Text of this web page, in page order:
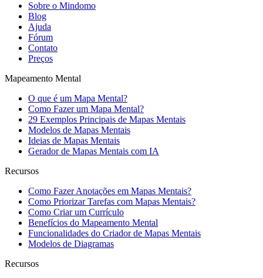
Sobre o Mindomo
Blog
Ajuda
Fórum
Contato
Preços
Mapeamento Mental
O que é um Mapa Mental?
Como Fazer um Mapa Mental?
29 Exemplos Principais de Mapas Mentais
Modelos de Mapas Mentais
Ideias de Mapas Mentais
Gerador de Mapas Mentais com IA
Recursos
Como Fazer Anotações em Mapas Mentais?
Como Priorizar Tarefas com Mapas Mentais?
Como Criar um Currículo
Benefícios do Mapeamento Mental
Funcionalidades do Criador de Mapas Mentais
Modelos de Diagramas
Recursos